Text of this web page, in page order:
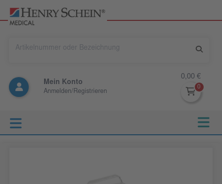
Mein Konto
Anmelden/Registrieren
0,00 €